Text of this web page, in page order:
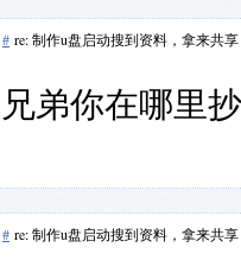
# re: 制作u盘启动搜到资料，拿来共享
兄弟你在哪里
# re: 制作u盘启动搜到资料，拿来共享